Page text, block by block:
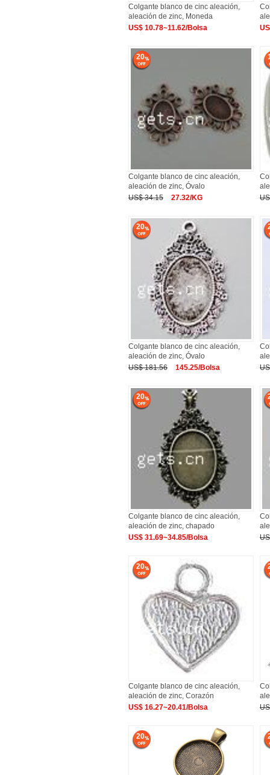
Colgante blanco de cinc aleación,
aleación de zinc, Moneda
US$ 10.78~11.62/Bolsa
20
Colgante blanco de cinc aleación,
aleación de zinc, Óvalo
US$ 34.15
27.32/KG
20
Colgante blanco de cinc aleación,
aleación de zinc, Óvalo
US$ 181.56
145.25/Bolsa
20
Colgante blanco de cinc aleación,
aleación de zinc, chapado
US$ 31.69~34.85/Bolsa
20
Colgante blanco de cinc aleación,
aleación de zinc, Corazón
US$ 16.27~20.41/Bolsa
20